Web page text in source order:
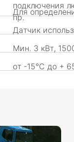
подключения
пр.
Для
Датчик
Мин. 3 кВт,
от -15°C до +